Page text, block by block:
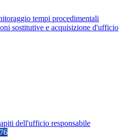
tempi procedimentali
sostitutive e acquisizione d'ufficio
dell'ufficio responsabile